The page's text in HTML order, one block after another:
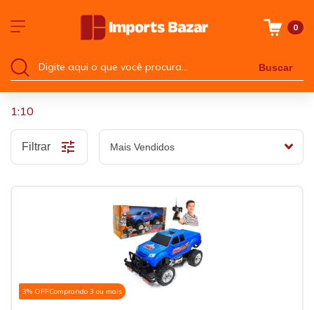
0
Buscar
1:10
Filtrar
3% OFFComprando 3 ou mais